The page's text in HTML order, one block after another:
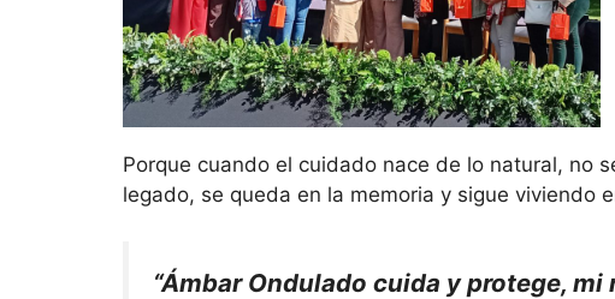
Porque cuando el cuidado nace de lo natural, no
legado, se queda en la memoria y sigue viviendo
“Ámbar Ondulado cuida y protege,